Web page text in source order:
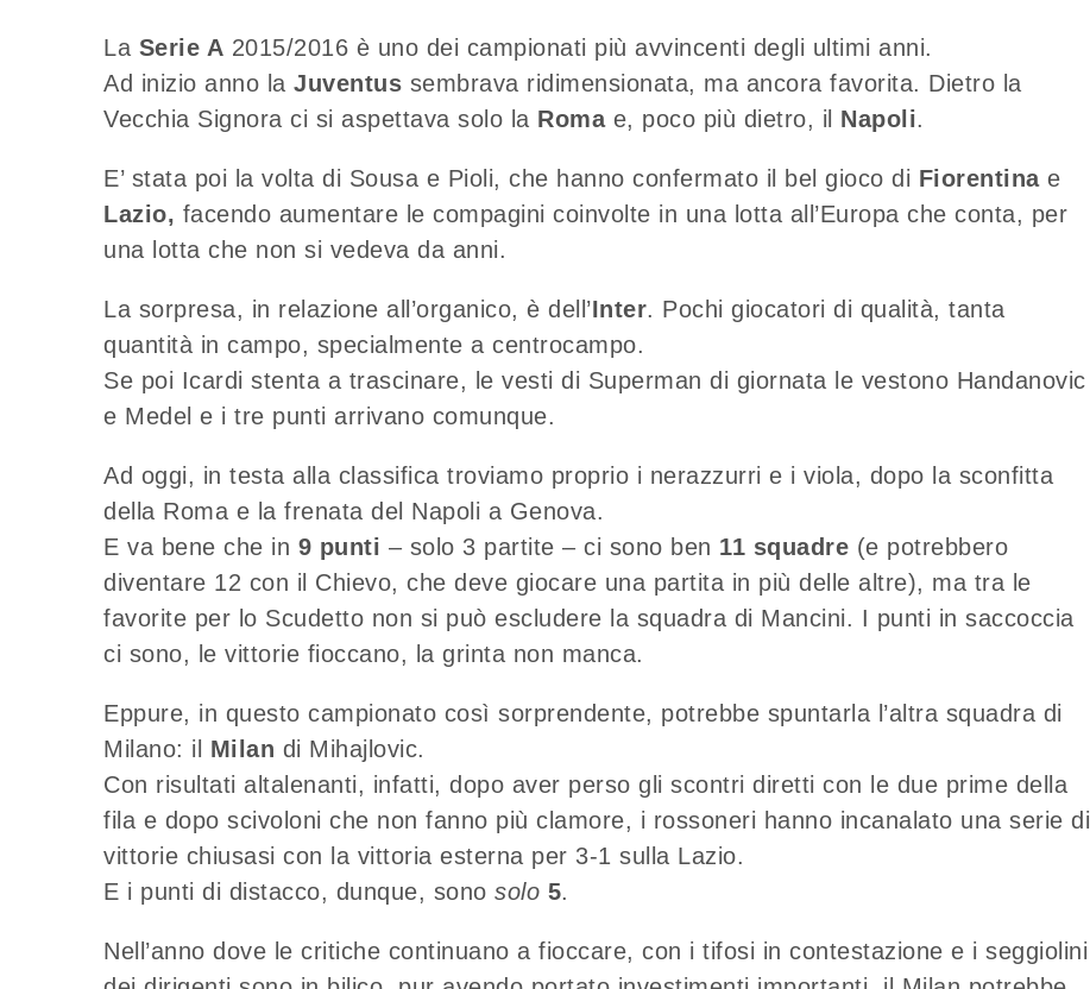
La Serie A 2015/2016 è uno dei campionati più avvincenti degli ultimi anni.
Ad inizio anno la Juventus sembrava ridimensionata, ma ancora favorita. Dietro la
Vecchia Signora ci si aspettava solo la Romae, poco più dietro, il Napoli.
E’ stata poi la volta di Sousa e Pioli, che hanno confermato il bel gioco di Fiorentinae
Lazio, facendo aumentare le compagini coinvolte in una lotta all’Europa che conta, per
una lotta che non si vedeva da anni.
La sorpresa, in relazione all’organico, è dell’Inter. Pochi giocatori di qualità, tanta
quantità in campo, specialmente a centrocampo.
Se poi Icardi stenta a trascinare, le vesti di Superman di giornata le vestono Handanovic
e Medel e i tre punti arrivano comunque.
Ad oggi, in testa alla classifica troviamo proprio i nerazzurri e i viola, dopo la sconfitta
della Roma e la frenata del Napoli a Genova.
E va bene che in 9 punti – solo 3 partite – ci sono ben 11 squadre (e potrebbero
diventare 12 con il Chievo, che deve giocare una partita in più delle altre), ma tra le
favorite per lo Scudetto non si può escludere la squadra di Mancini. I punti in saccoccia
ci sono, le vittorie fioccano, la grinta non manca.
Eppure, in questo campionato così sorprendente, potrebbe spuntarla l’altra squadra di
Milano: il Milan di Mihajlovic.
Con risultati altalenanti, infatti, dopo aver perso gli scontri diretti con le due prime della
fila e dopo scivoloni che non fanno più clamore, i rossoneri hanno incanalato una serie di
vittorie chiusasi con la vittoria esterna per 3-1 sulla Lazio.
E i punti di distacco, dunque, sono solo 5.
Nell’anno dove le critiche continuano a fioccare, con i tifosi in contestazione e i seggiolini